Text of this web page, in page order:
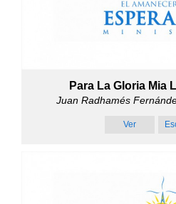
Para La Gloria Mia
Juan Radhamés
Ver